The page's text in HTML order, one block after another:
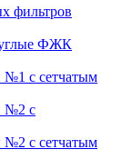
фильтров
ФЖК
с сетчатым
№2 с
с сетчатым